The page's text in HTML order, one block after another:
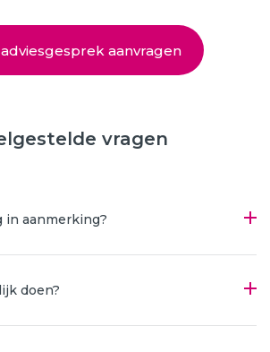
adviesgesprek aanvragen
vragen
in aanmerking?
doen?